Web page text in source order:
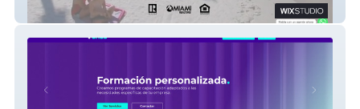
Beltran Realtor